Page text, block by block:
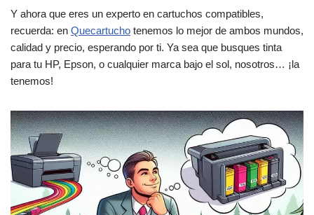
Y ahora que eres un experto en cartuchos compatibles,
recuerda: en Quecartucho tenemos lo mejor de ambos mundos,
calidad y precio, esperando por ti. Ya sea que busques tinta
para tu HP, Epson, o cualquier marca bajo el sol, nosotros… ¡la
tenemos!